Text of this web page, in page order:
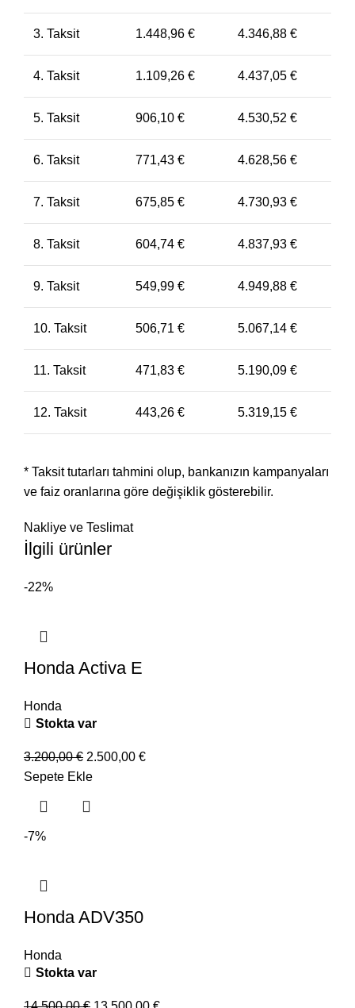
3. Taksit 1.448,96 € 4.346,88 €
4. Taksit 1.109,26 € 4.437,05 €
5. Taksit 906,10 € 4.530,52 €
6. Taksit 771,43 € 4.628,56 €
7. Taksit 675,85 € 4.730,93 €
8. Taksit 604,74 € 4.837,93 €
9. Taksit 549,99 € 4.949,88 €
10. Taksit 506,71 € 5.067,14 €
11. Taksit 471,83 € 5.190,09 €
12. Taksit 443,26 € 5.319,15 €
* Taksit tutarları tahmini olup, bankanızın kampanyaları
ve faiz oranlarına göre değişiklik gösterebilir.
Nakliye ve Teslimat
İlgili ürünler
-22%
Honda Activa E
Honda
Stokta var
3.200,00€ 2.500,00 €
Sepete Ekle
-7%
Honda ADV350
Honda
Stokta var